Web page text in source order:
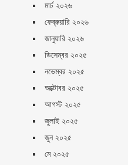
মার্চ ২০২৬
ফেব্রুয়ারি ২০২৬
জানুয়ারি ২০২৬
ডিসেম্বর ২০২৫
নভেম্বর ২০২৫
অক্টোবর ২০২৫
আগস্ট ২০২৫
জুলাই ২০২৫
জুন ২০২৫
মে ২০২৫